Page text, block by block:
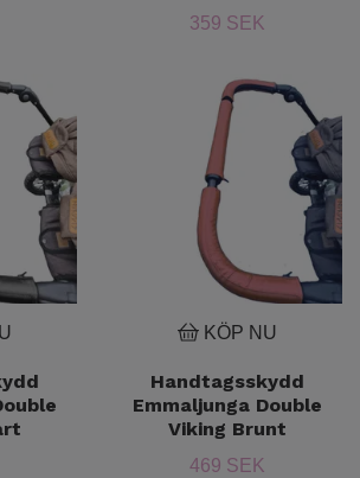
359 SEK
KÖP NU
Handtagsskydd
Emmaljunga Double
Viking Brunt
469 SEK